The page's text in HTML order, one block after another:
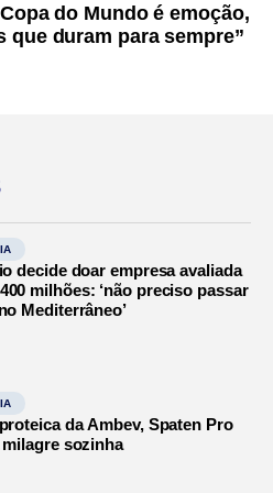
do Mundo é emoção,
que duram para sempre”
decide doar empresa avaliada
milhões: ‘não preciso passar
Mediterrâneo’
da Ambev, Spaten Pro
sozinha